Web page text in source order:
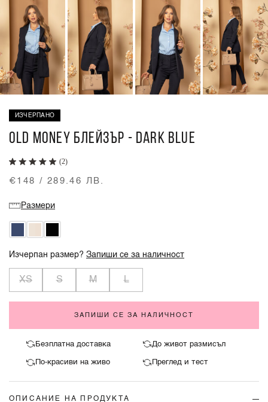
ИЗЧЕРПАНО
OLD MONEY БЛЕЙЗЪР - DARK BLUE
(2)
€148 / 289.46 ЛВ.
Размери
Изчерпан размер?Запиши се за наличност
XS S M L
ЗАПИШИ СЕ ЗА НАЛИЧНОСТ
Безплатна доставка До живот размисъл
По-красиви на живо Преглед и тест
ОПИСАНИЕ НА ПРОДУКТА